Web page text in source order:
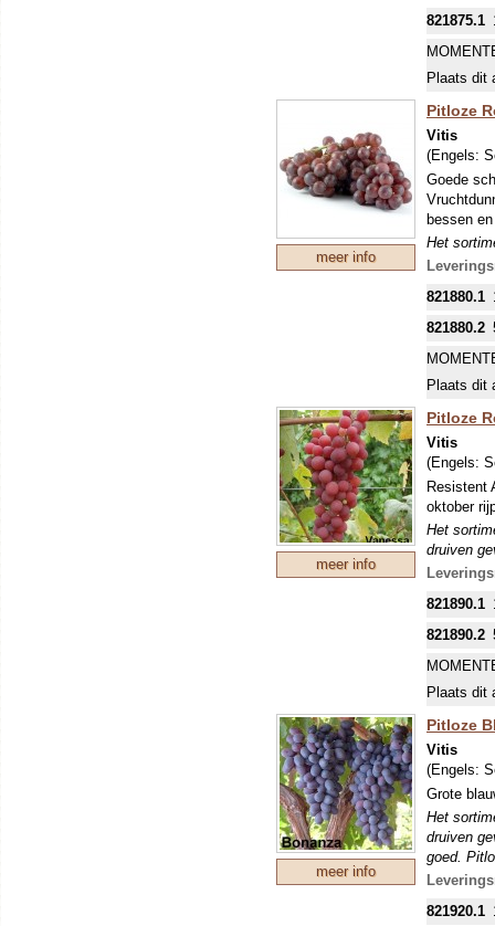
goed.
vormen.
DE
821875.1
Plaats dit
meer info
Pitloze
Vitis
(Engels:
Goede
bessen
Het
druiven
vormen.
tegen
821880.1
821880.2
Plaats dit
meer info
Pitloze
Vitis
(Engels:
Resistent
oktober
Het
druiven
goed.
tegen
821890.1
821890.2
Plaats dit
meer info
Pitloze
Vitis
(Engels:
Grote
Het
druiven
goed.
vormen.
DE
821920.1